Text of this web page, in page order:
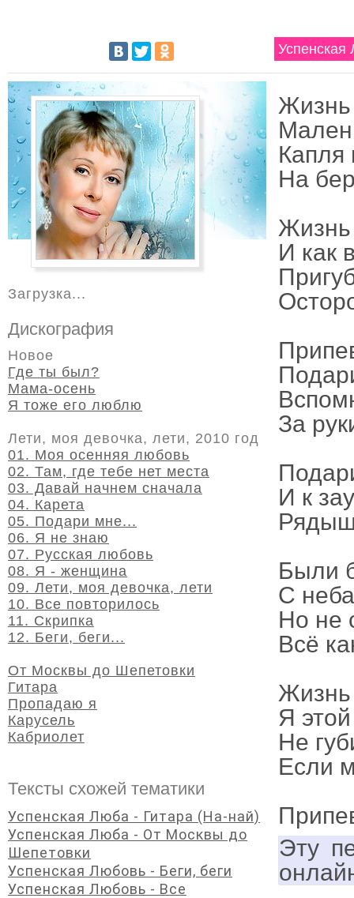
Жизнь
Капля
На
Жизнь
И как
За
И к
Были
С
Но не
Всё
Жизнь
Я
Не
Если
Эту
Загрузка...
Дискография
Новое
Где ты был?
Мама-осень
Я тоже его люблю
Лети, моя девочка, лети, 2010 год
01. Моя осенняя любовь
02. Там, где тебе нет места
03. Давай начнем сначала
04. Карета
05. Подари мне...
06. Я не знаю
07. Русская любовь
08. Я - женщина
09. Лети, моя девочка, лети
10. Все повторилось
11. Скрипка
12. Беги, беги...
От Москвы до Шепетовки
Гитара
Пропадаю я
Карусель
Кабриолет
Тексты схожей тематики
Успенская Люба - Гитара (На-най)
Успенская Люба - От Москвы до
Шепетовки
Успенская Любовь - Беги, беги
Успенская Любовь - Все